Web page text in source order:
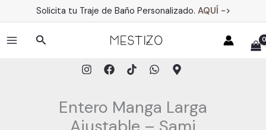
contenido
Solicita tu Traje de Baño Personalizado. AQUÍ ->
Buscar
Entero Manga Larga